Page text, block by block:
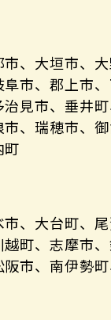
、大垣市、
市、郡上市
見市、垂井
、瑞穂市、
町
、大台町、
町、志摩市
市、南伊勢